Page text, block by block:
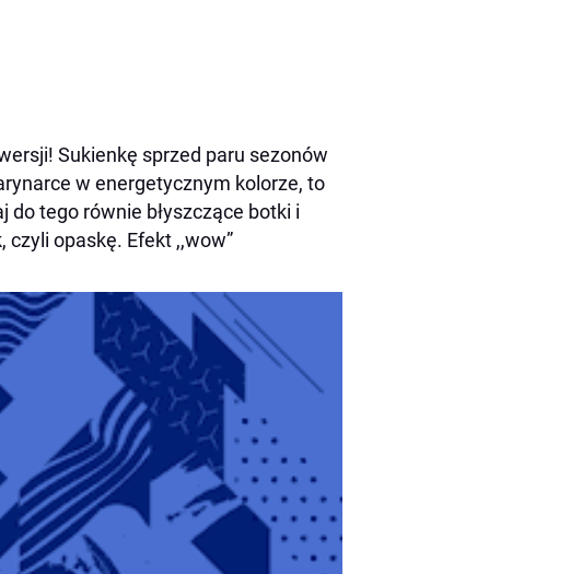
Sukienkę sprzed paru sezonów
w energetycznym kolorze, to
tego równie błyszczące botki i
opaskę. Efekt ,,wow”